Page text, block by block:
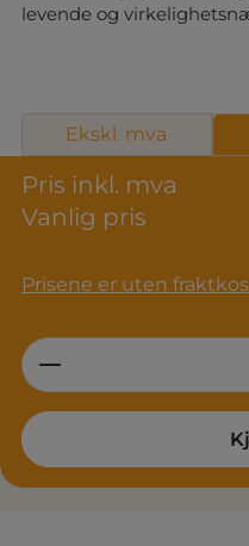
levende og
Pris inkl. mva
Vanlig pris
Prisene er uten
Ekskl. mva
Product